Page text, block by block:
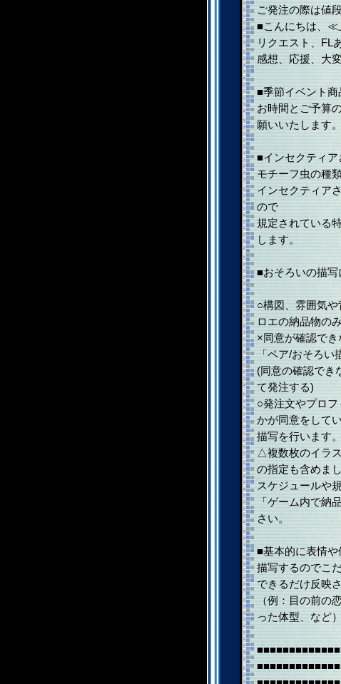
ご発注の際は値
■こんにちは、≪
リクエスト、FL
感想、応援、大
■季節イベント
お時間とご予算
願いいたします。
■インセクティア
モチーフ虫の種
インセクティア
ので
規定されている
します。
■おそろいの描写
○構図、雰囲気
ロエの納品物の
×同意が確認で
「ペア/おそろい
(同意の確認でき
て発注する)
○発注文やプロ
かが同意をして
描写を行います。
△複数枚のイラ
の指定も含めま
スケジュールや
「ゲーム内で納
さい。
■基本的に表情
描写するのでこ
できるだけ反映
（例：目の前の
った体型、など）